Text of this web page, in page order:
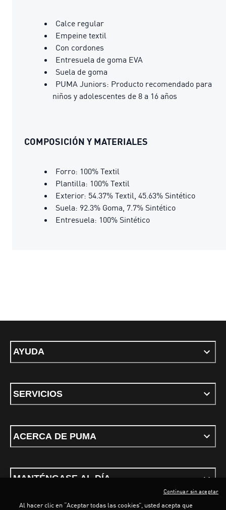
Calce regular
Empeine textil
Con cordones
Entresuela de goma EVA
Suela de goma
PUMA Juniors: Producto recomendado para
niños y adolescentes de 8 a 16 años
COMPOSICIÓN Y MATERIALES
Forro: 100% Textil
Plantilla: 100% Textil
Exterior: 54.37% Textil, 45.63% Sintético
Suela: 92.3% Goma, 7.7% Sintético
Entresuela: 100% Sintético
AYUDA
SERVICIOS
ACERCA DE PUMA
MANTÉNGASE AL DÍA
Al hacer clic en “Aceptar todas las cookies”, usted acepta que
Continuar sin aceptar